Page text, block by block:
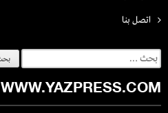
اتصل بنـا
البحث
عن:
WWW.YAZPRESS.COM